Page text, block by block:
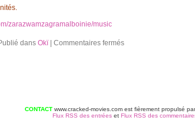
zarazwamzagramalboinie/music
dans Okï| Commentaires fermés
CONTACTwww.cracked-movies.com est fièrement propulsé
Flux RSS des entréeset Flux RSS des